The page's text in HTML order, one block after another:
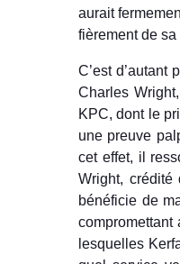
aurait
fièrement de
C’est d’autant
Charles
KPC, dont le
une preuve
cet effet, il
Wright, crédité
bénéficie de
lesquelles